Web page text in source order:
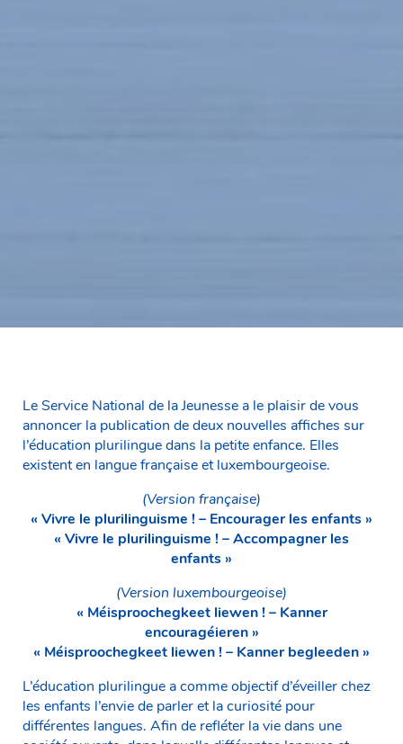
Le Service National de la Jeunesse a le plaisir de vous
annoncer la publication de deux nouvelles affiches sur
l’éducation plurilingue dans la petite enfance. Elles
existent en langue française et luxembourgeoise.
(Version française)
« Vivre le plurilinguisme !– Encourager les enfants »
« Vivre le plurilinguisme ! – Accompagner les
enfants »
(Version luxembourgeoise)
« Méisproochegkeet liewen ! – Kanner
encouragéieren »
« Méisproochegkeet liewen ! – Kanner begleeden »
L’éducation plurilingue a comme objectif d’éveiller chez
les enfants l’envie de parler et la curiosité pour
différentes langues. Afin de refléter la vie dans une